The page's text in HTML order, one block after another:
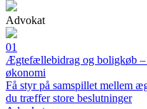
Advokat
01
Ægtefællebidrag og boligkøb –
økonomi
Få styr på samspillet mellem
du træffer store beslutninger